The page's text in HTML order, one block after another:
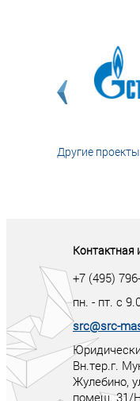
Другие проекты
+7 (495)
пн. - пт. с
src@src-
Вн.тер.г.
Жулебино,
помещ. 31/